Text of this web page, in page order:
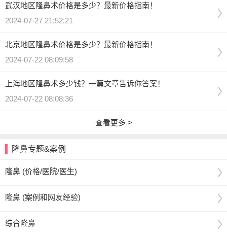
武汉地区隆鼻术价格是多少？最新价格指南！
2024-07-27 21:52:21
北京地区隆鼻术价格是多少？最新价格指南！
2024-07-22 08:09:58
上海地区隆鼻术多少钱？一篇文章告诉你答案！
2024-07-22 08:08:36
查看更多 >
隆鼻专题&案例
隆鼻 (价格/医院/医生)
隆鼻 (案例和网友经验)
综合隆鼻